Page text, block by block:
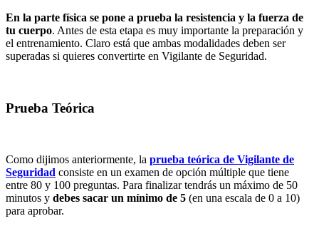
En la parte física se pone a prueba la resistencia y la fuerza de
tu cuerpo. Antes de esta etapa es muy importante la preparación y
el entrenamiento. Claro está que ambas modalidades deben ser
superadas si quieres convertirte en Vigilante de Seguridad.
Prueba Teórica
Como dijimos anteriormente, la prueba teórica de Vigilante de
Seguridad consiste en un examen de opción múltiple que tiene
entre 80 y 100 preguntas. Para finalizar tendrás un máximo de 50
minutos y debes sacar un mínimo de 5 (en una escala de 0 a 10)
para aprobar.